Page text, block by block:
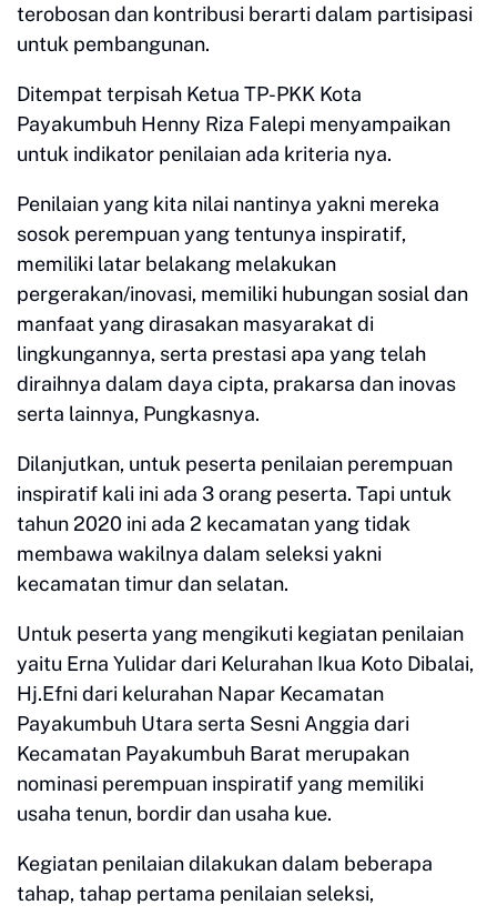
terobosan dan kontribusi berarti dalam partisipasi
untuk pembangunan.
Ditempat terpisah Ketua TP-PKK Kota
Payakumbuh Henny Riza Falepi menyampaikan
untuk indikator penilaian ada kriteria nya.
Penilaian yang kita nilai nantinya yakni mereka
sosok perempuan yang tentunya inspiratif,
memiliki latar belakang melakukan
pergerakan/inovasi, memiliki hubungan sosial dan
manfaat yang dirasakan masyarakat di
lingkungannya, serta prestasi apa yang telah
diraihnya dalam daya cipta, prakarsa dan inovas
serta lainnya, Pungkasnya.
Dilanjutkan, untuk peserta penilaian perempuan
inspiratif kali ini ada 3 orang peserta. Tapi untuk
tahun 2020 ini ada 2 kecamatan yang tidak
membawa wakilnya dalam seleksi yakni
kecamatan timur dan selatan.
Untuk peserta yang mengikuti kegiatan penilaian
yaitu Erna Yulidar dari Kelurahan Ikua Koto Dibalai,
Hj.Efni dari kelurahan Napar Kecamatan
Payakumbuh Utara serta Sesni Anggia dari
Kecamatan Payakumbuh Barat merupakan
nominasi perempuan inspiratif yang memiliki
usaha tenun, bordir dan usaha kue.
Kegiatan penilaian dilakukan dalam beberapa
tahap, tahap pertama penilaian seleksi,